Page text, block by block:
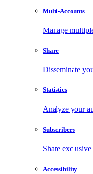
Multi-Accounts
Manage
Share
Disseminate
Statistics
Analyze your
Subscribers
Share
Accessibility